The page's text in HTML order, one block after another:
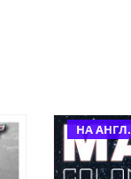
НА АНГЛ.